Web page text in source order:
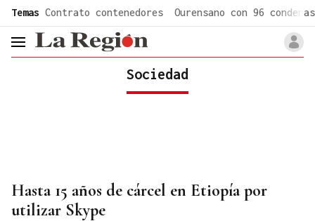
Temas Contrato contenedores Ourensano con 96 condenas
header.menu.open
Sociedad
Hasta 15 años de cárcel en Etiopía por
utilizar Skype